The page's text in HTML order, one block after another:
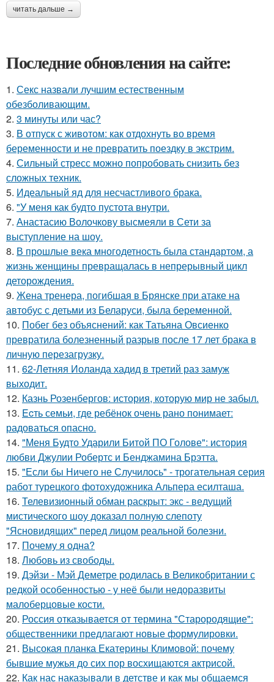
читать дальше →
Последние обновления на сайте:
1. Секс назвали лучшим естественным
обезболивающим.
2. 3 минуты или час?
3. В отпуск с животом: как отдохнуть во время
беременности и не превратить поездку в экстрим.
4. Сильный стресс можно попробовать снизить без
сложных техник.
5. Идеальный яд для несчастливого брака.
6. "У меня как будто пустота внутри.
7. Анастасию Волочкову высмеяли в Сети за
выступление на шоу.
8. В прошлые века многодетность была стандартом, а
жизнь женщины превращалась в непрерывный цикл
деторождения.
9. Жена тренера, погибшая в Брянске при атаке на
автобус с детьми из Беларуси, была беременной.
10. Побег без объяснений: как Татьяна Овсиенко
превратила болезненный разрыв после 17 лет брака в
личную перезагрузку.
11. 62-Летняя Иоланда хадид в третий раз замуж
выходит.
12. Казнь Розенбергов: история, которую мир не забыл.
13. Ecть семьи, где ребёнок очень рано понимает:
радоваться опасно.
14. "Меня Будто Ударили Битой ПО Голове": история
любви Джулии Робертс и Бенджамина Брэтта.
15. "Если бы Ничего не Случилось" - трогательная серия
работ турецкого фотохудожника Альпера есилташа.
16. Телевизионный обман раскрыт: экс - ведущий
мистического шоу доказал полную слепоту
"Ясновидящих" перед лицом реальной болезни.
17. Почему я одна?
18. Любовь из свободы.
19. Дэйзи - Мэй Деметре родилась в Великобритании с
редкой особенностью - у неё были недоразвиты
малоберцовые кости.
20. Россия отказывается от термина "Старородящие":
общественники предлагают новые формулировки.
21. Высокая планка Екатерины Климовой: почему
бывшие мужья до сих пор восхищаются актрисой.
22. Как нас наказывали в детстве и как мы общаемся